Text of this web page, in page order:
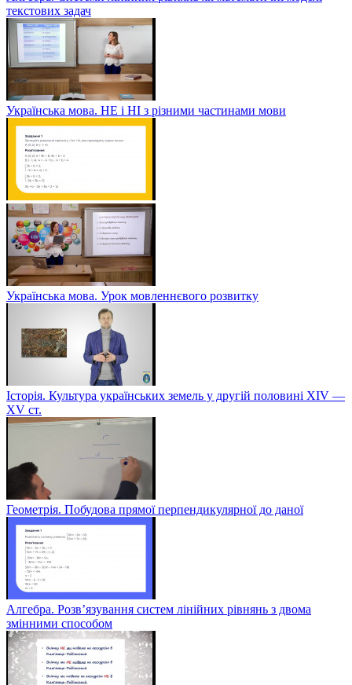
текстових задач
Українська мова. НЕ і НІ з різними частинами мови
Українська мова. Урок мовленнєвого розвитку
Історія. Культура українських земель у другій половині XIV —
XV ст.
Геометрія. Побудова прямої перпендикулярної до даної
Алгебра. Розв’язування систем лінійних рівнянь з двома
змінними способом